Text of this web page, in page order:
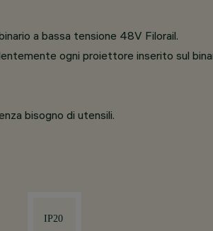
a bassa tensione 48V Filorail.
ogni proiettore inserito sul
bisogno di utensili.